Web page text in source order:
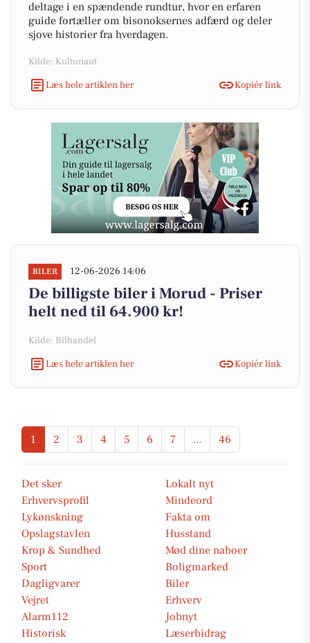
deltage i en spændende rundtur, hvor en erfaren
guide fortæller om bisonoksernes adfærd og deler
sjove historier fra hverdagen.
Kilde: Kultunaut
Læs hele artiklen her
Kopiér link
BILER 12-06-2026 14:06
De billigste biler i Morud - Priser
helt ned til 64.900 kr!
Kilde: Bilhandel
Læs hele artiklen her
Kopiér link
1 2 3 4 5 6 7 ... 46
Det sker
Lokalt nyt
Erhvervsprofil
Mindeord
Lykønskning
Fakta om
Opslagstavlen
Husstand
Krop & Sundhed
Mød dine naboer
Sport
Boligmarked
Dagligvarer
Biler
Vejret
Erhverv
Alarm112
Jobnyt
Historisk
Læserbidrag